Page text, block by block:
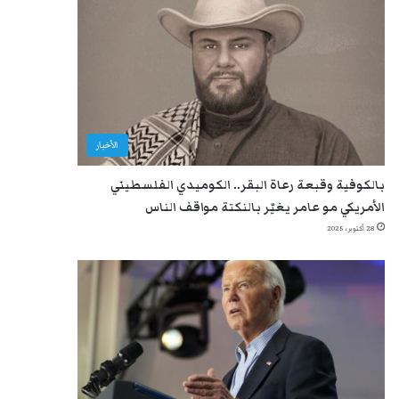
الأخبار
بالكوفية وقبعة رعاة البقر.. الكوميدي الفلسطيني
الأمريكي مو عامر يغيّر بالنكتة مواقف الناس
28 أكتوبر، 2025